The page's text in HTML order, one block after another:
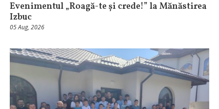
Evenimentul „Roagă-te și crede!” la Mănăstirea
Izbuc
05 Aug, 2026